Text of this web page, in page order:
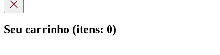
Seu carrinho (itens: 0)